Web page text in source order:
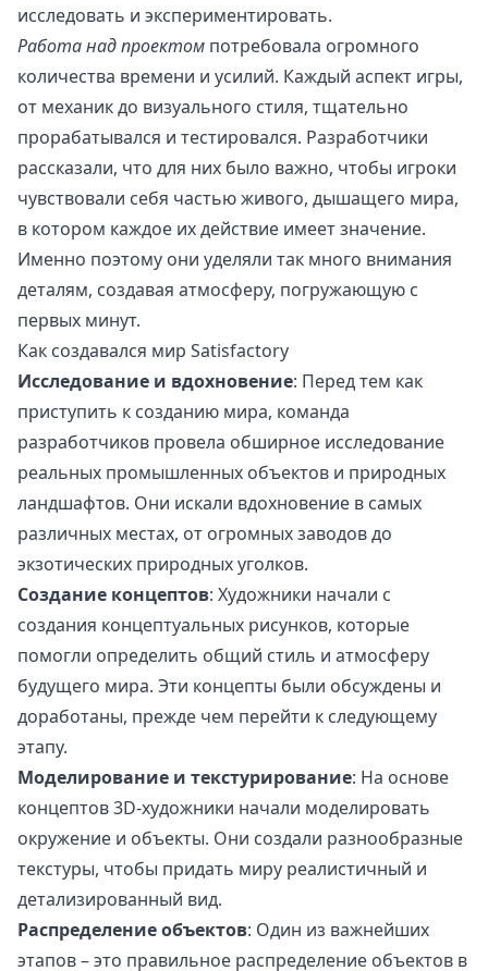
исследовать и экспериментировать.
Работа над проектом потребовала огромного
количества времени и усилий. Каждый аспект игры,
от механик до визуального стиля, тщательно
прорабатывался и тестировался. Разработчики
рассказали, что для них было важно, чтобы игроки
чувствовали себя частью живого, дышащего мира,
в котором каждое их действие имеет значение.
Именно поэтому они уделяли так много внимания
деталям, создавая атмосферу, погружающую с
первых минут.
Как создавался мир Satisfactory
Исследование и вдохновение: Перед тем как
приступить к созданию мира, команда
разработчиков провела обширное исследование
реальных промышленных объектов и природных
ландшафтов. Они искали вдохновение в самых
различных местах, от огромных заводов до
экзотических природных уголков.
Создание концептов: Художники начали с
создания концептуальных рисунков, которые
помогли определить общий стиль и атмосферу
будущего мира. Эти концепты были обсуждены и
доработаны, прежде чем перейти к следующему
этапу.
Моделирование и текстурирование: На основе
концептов 3D-художники начали моделировать
окружение и объекты. Они создали разнообразные
текстуры, чтобы придать миру реалистичный и
детализированный вид.
Распределение объектов: Один из важнейших
этапов – это правильное распределение объектов в